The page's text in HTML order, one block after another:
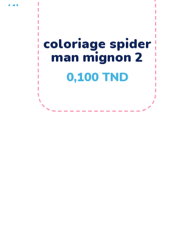
coloriage spider
man mignon 2
0,100 TND
(4)